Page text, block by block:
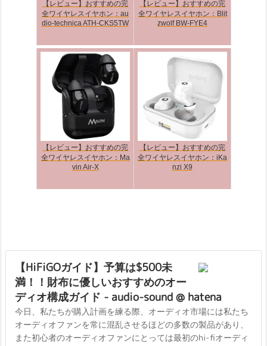
【レビュー】おすすめの完
全ワイヤレスイヤホン：au
dio-technica ATH-CKS5TW
【レビュー】おすすめの完
全ワイヤレスイヤホン：Blit
zwolf BW-FYE4
【レビュー】おすすめの完
全ワイヤレスイヤホン：Ma
vin Air-X
【レビュー】おすすめの完
全ワイヤレスイヤホン：iKa
nzi X9
【HiFiGOガイド】予算は$500未
満！！財布に優しいおすすめのオー
ディオ構成ガイド - audio-sound @ hatena
今日、私たちが購入計画を練る際、オーディオ市場には私たち
オーディオファンを常に混乱させるほどの多数の製品があり、
また初心者のオーディオファンにとっては最初のhi-fiオーディ